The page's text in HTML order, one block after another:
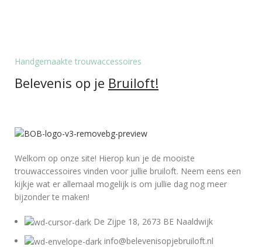
Handgemaakte trouwaccessoires
Belevenis op je Bruiloft!
Welkom op onze site! Hierop kun je de mooiste
trouwaccessoires vinden voor jullie bruiloft. Neem eens een
kijkje wat er allemaal mogelijk is om jullie dag nog meer
bijzonder te maken!
De Zijpe 18, 2673 BE Naaldwijk
info@belevenisopjebruiloft.nl